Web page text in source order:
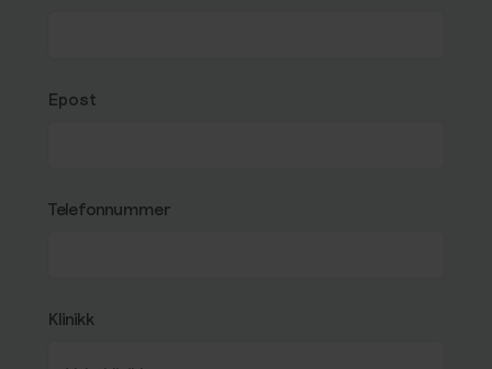
Epost
Telefonnummer
Klinikk